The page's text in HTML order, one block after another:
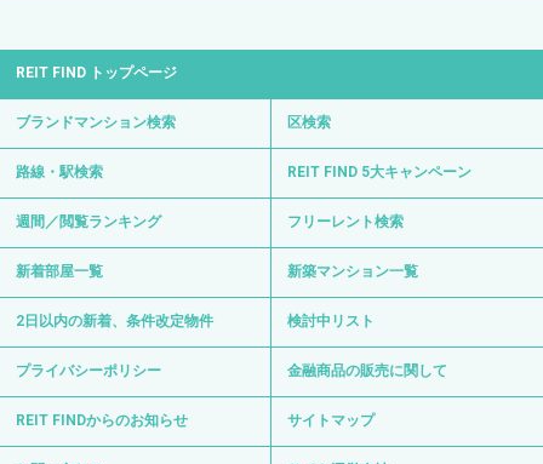
REIT FIND トップページ
ブランドマンション検索 区検索
路線・駅検索 REIT FIND 5大キャンペーン
週間／閲覧ランキング フリーレント検索
新着部屋一覧 新築マンション一覧
2日以内の新着、条件改定物件 検討中リスト
プライバシーポリシー 金融商品の販売に関して
REIT FINDからのお知らせ サイトマップ